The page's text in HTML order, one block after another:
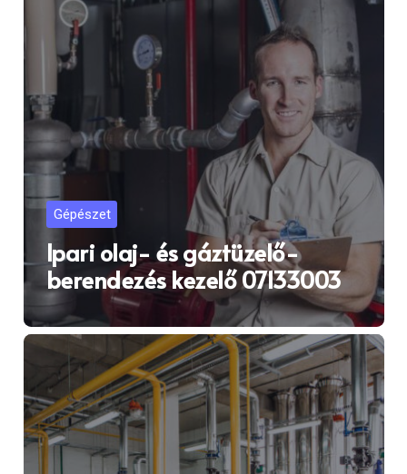
Gépészet
Ipari olaj- és gáztüzelő-
berendezés kezelő 07133003